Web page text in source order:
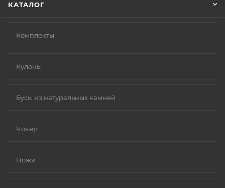
КАТАЛОГ
Комплекты
Кулоны
Бусы из натуральных камней
Чокер
Ножи